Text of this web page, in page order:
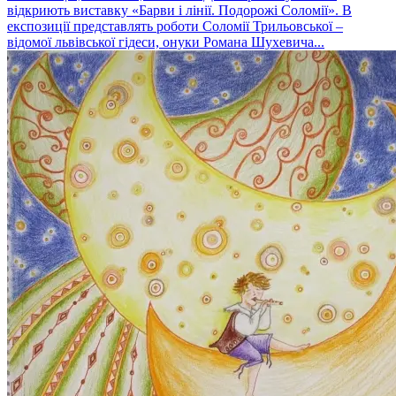
відкриють виставку «Барви і лінії. Подорожі Соломії». В
експозиції представлять роботи Соломії Трильовської –
відомої львівської гідеси, онуки Романа Шухевича...